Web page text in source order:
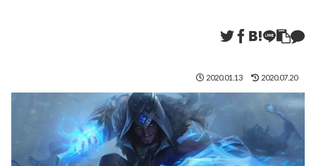
2020.01.13 2020.07.20